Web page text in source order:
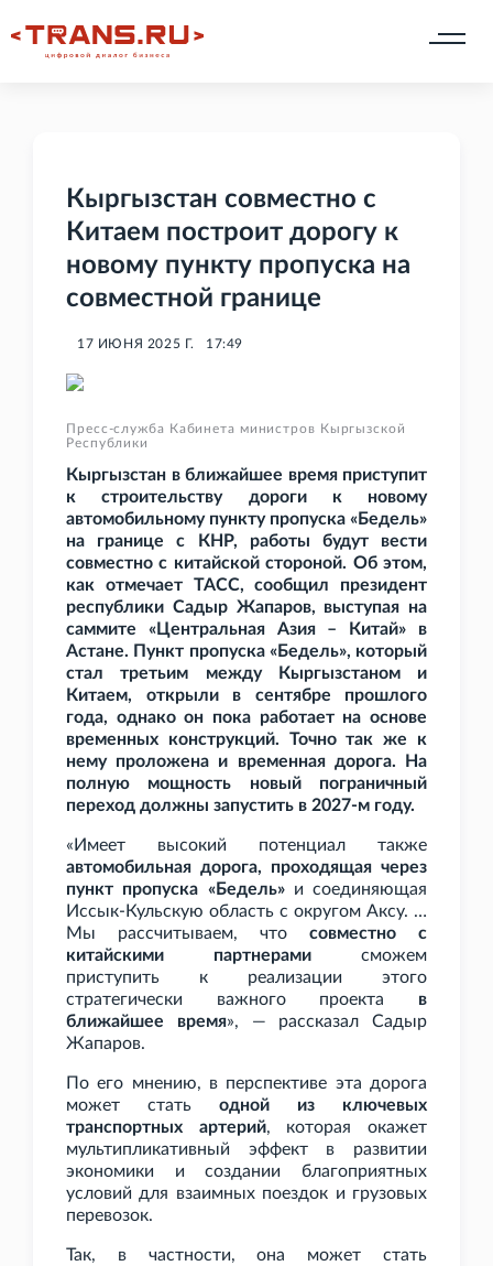
Кыргызстан совместно с
Китаем построит дорогу к
новому пункту пропуска на
совместной границе
17 ИЮНЯ 2025 Г. 17:49
Пресс-служба Кабинета министров Кыргызской
Республики
Кыргызстан в ближайшее время приступит
к строительству дороги к новому
автомобильному пункту пропуска «Бедель»
на границе с КНР, работы будут вести
совместно с китайской стороной. Об этом,
как отмечает ТАСС, сообщил президент
республики Садыр Жапаров, выступая на
саммите «Центральная Азия – Китай» в
Астане. Пункт пропуска «Бедель», который
стал третьим между Кыргызстаном и
Китаем, открыли в сентябре прошлого
года, однако он пока работает на основе
временных конструкций. Точно так же к
нему проложена и временная дорога. На
полную мощность новый пограничный
переход должны запустить в 2027-м году.
«Имеет высокий потенциал также
автомобильная дорога, проходящая через
пункт пропуска «Бедель»и соединяющая
Иссык-Кульскую область с округом Аксу. …
Мы рассчитываем, что совместно с
китайскими партнерами сможем
приступить к реализации этого
стратегически важного проекта в
ближайшее время», — рассказал Садыр
Жапаров.
По его мнению, в перспективе эта дорога
может стать одной из ключевых
транспортных артерий, которая окажет
мультипликативный эффект в развитии
экономики и создании благоприятных
условий для взаимных поездок и грузовых
перевозок.
Так, в частности, она может стать